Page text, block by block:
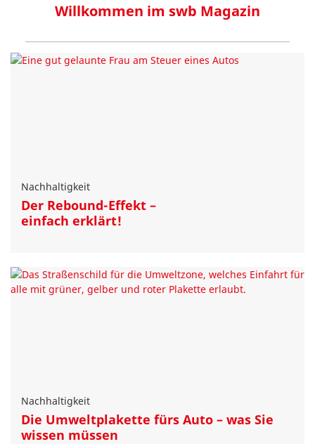
Willkommen im swb Magazin
Nachhaltigkeit
Der Rebound-Effekt –
einfach erklärt!
Nachhaltigkeit
Die Umweltplakette fürs Auto – was Sie
wissen müssen